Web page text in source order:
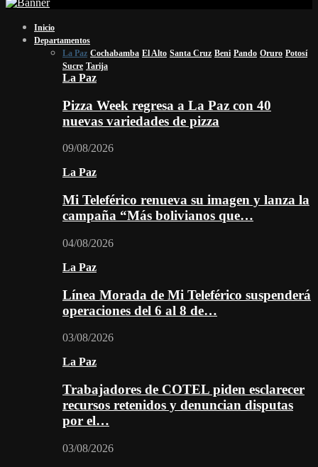
Inicio
Departamentos
La Paz Cochabamba El Alto Santa Cruz Beni Pando Oruro Potosí
Sucre Tarija
La Paz
Pizza Week regresa a La Paz con 40
nuevas variedades de pizza
09/08/2026
La Paz
Mi Teleférico renueva su imagen y lanza la
campaña “Más bolivianos que…
04/08/2026
La Paz
Línea Morada de Mi Teleférico suspenderá
operaciones del 6 al 8 de…
03/08/2026
La Paz
Trabajadores de COTEL piden esclarecer
recursos retenidos y denuncian disputas
por el…
03/08/2026